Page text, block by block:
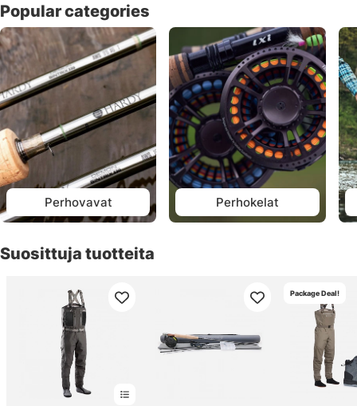
Popular categories
Perhovavat Perhokelat
Suosittuja tuotteita
Package Deal!